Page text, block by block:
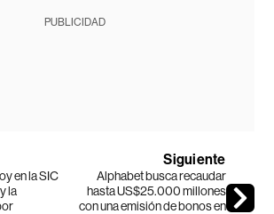
PUBLICIDAD
en la SIC
la
Siguiente
Alphabet busca recaudar
hasta US$25.000 millones
con una emisión de bonos en